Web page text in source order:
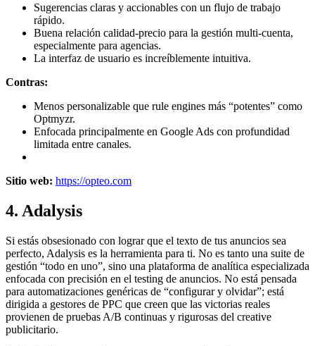
Sugerencias claras y accionables con un flujo de trabajo
rápido.
Buena relación calidad-precio para la gestión multi-cuenta,
especialmente para agencias.
La interfaz de usuario es increíblemente intuitiva.
Contras:
Menos personalizable que rule engines más “potentes” como
Optmyzr.
Enfocada principalmente en Google Ads con profundidad
limitada entre canales.
Sitio web: https://opteo.com
4. Adalysis
Si estás obsesionado con lograr que el texto de tus anuncios sea
perfecto, Adalysis es la herramienta para ti. No es tanto una suite de
gestión “todo en uno”, sino una plataforma de analítica especializada
enfocada con precisión en el testing de anuncios. No está pensada
para automatizaciones genéricas de “configurar y olvidar”; está
dirigida a gestores de PPC que creen que las victorias reales
provienen de pruebas A/B continuas y rigurosas del creative
publicitario.